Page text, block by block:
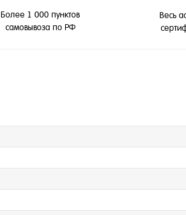
Более 1 000 пунктов
самовывоза по РФ
Весь